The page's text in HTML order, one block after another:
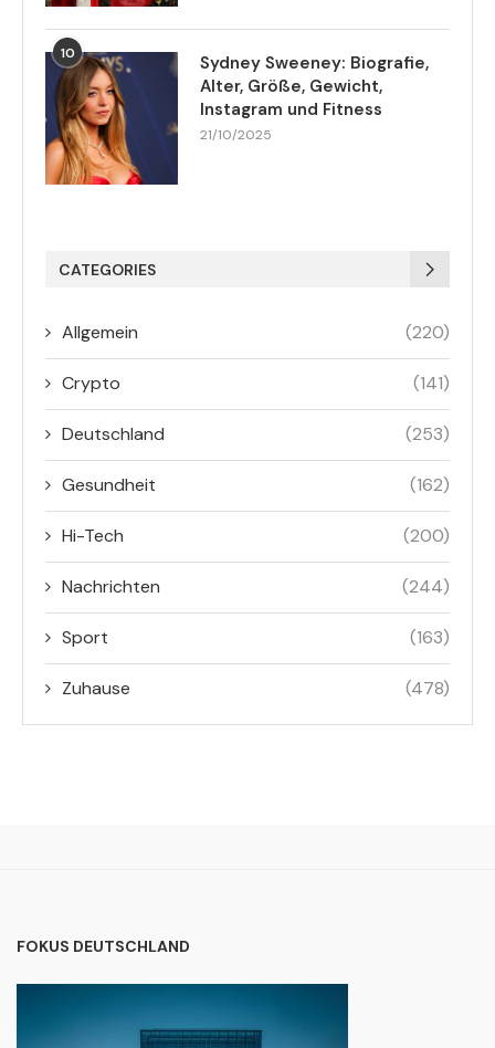
10
Sydney Sweeney: Biografie,
Alter, Größe, Gewicht,
Instagram und Fitness
21/10/2025
CATEGORIES
Allgemein (220)
Crypto (141)
Deutschland (253)
Gesundheit (162)
Hi-Tech (200)
Nachrichten (244)
Sport (163)
Zuhause (478)
FOKUS DEUTSCHLAND